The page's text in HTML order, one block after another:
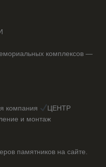
комплексов —
компания
ЦЕНТР
и монтаж
памятников на сайте.